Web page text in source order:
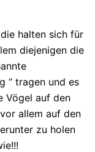
halten sich für
diejenigen die
“ tragen und es
Vögel auf den
allem auf den
zu holen